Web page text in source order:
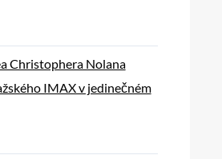
Christophera Nolana
IMAX v jedinečném